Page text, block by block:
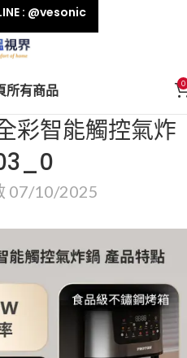
所有商品 0
彩智能觸控氣炸
07/10/2025
: @vesonic